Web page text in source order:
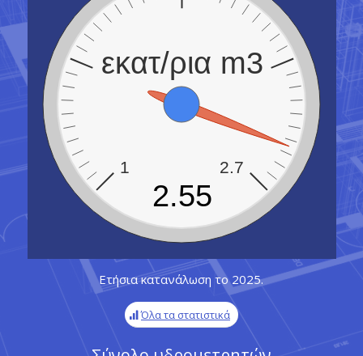
εκατ/ρια m3
1 2.7
2.55
Ετήσια κατανάλωση το 2025.
Όλα τα στατιστικά